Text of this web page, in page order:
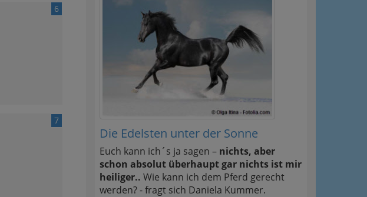
6
7
Die Edelsten unter der Sonne
Euch kann ich´s ja sagen – nichts, aber
schon absolut überhaupt gar nichts ist mir
heiliger.. Wie kann ich dem Pferd gerecht
werden? - fragt sich Daniela Kummer.